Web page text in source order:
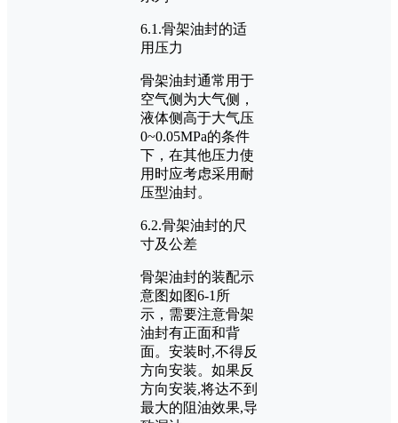
6.1.骨架油封的适
用压力
骨架油封通常用于
空气侧为大气侧，
液体侧高于大气压
0~0.05MPa的条件
下，在其他压力使
用时应考虑采用耐
压型油封。
6.2.骨架油封的尺
寸及公差
骨架油封的装配示
意图如图6-1所
示，需要注意骨架
油封有正面和背
面。安装时,不得反
方向安装。如果反
方向安装,将达不到
最大的阻油效果,导